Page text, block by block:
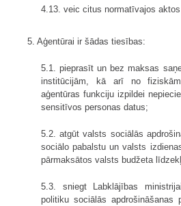
4.13. veic citus normatīvajos
5. Aģentūrai ir šādas tiesības:
5.1. pieprasīt un bez maksas
institūcijām, kā arī no
aģentūras funkciju izpildei
sensitīvos personas datus;
5.2. atgūt valsts sociālās
sociālo pabalstu un valsts
pārmaksātos valsts budžeta
5.3. sniegt Labklājības
politiku sociālās apdrošināšanas